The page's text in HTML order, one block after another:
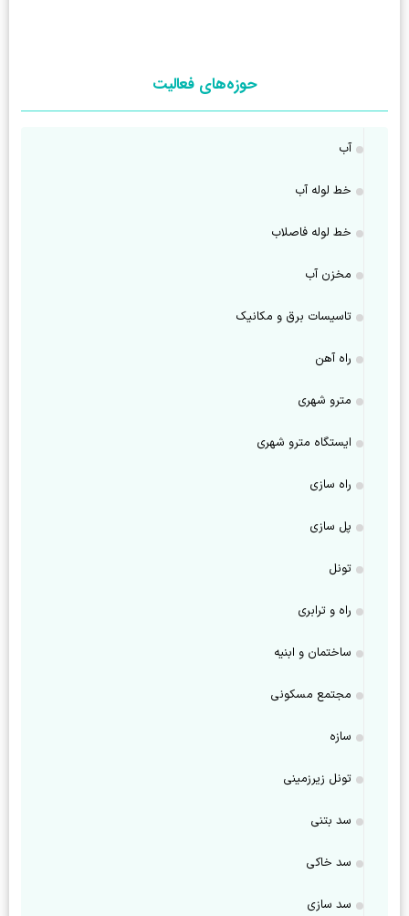
حوزه‌های فعالیت
آب
خط لوله آب
خط لوله فاصلاب
مخزن آب
تاسیسات برق و مکانیک
راه آهن
مترو شهری
ایستگاه مترو شهری
راه سازی
پل سازی
تونل
راه و ترابری
ساختمان و ابنیه
مجتمع مسکونی
سازه
تونل زیرزمینی
سد بتنی
سد خاکی
سد سازی